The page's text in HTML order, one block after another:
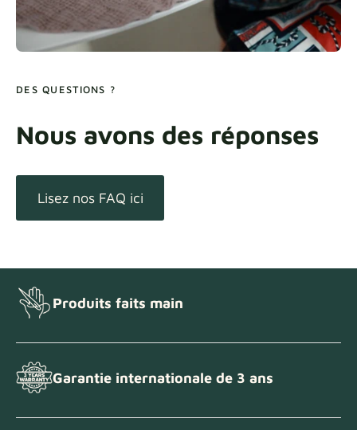
DES QUESTIONS ?
Nous avons des réponses
Lisez nos FAQ ici
Produits faits main
Garantie internationale de 3 ans